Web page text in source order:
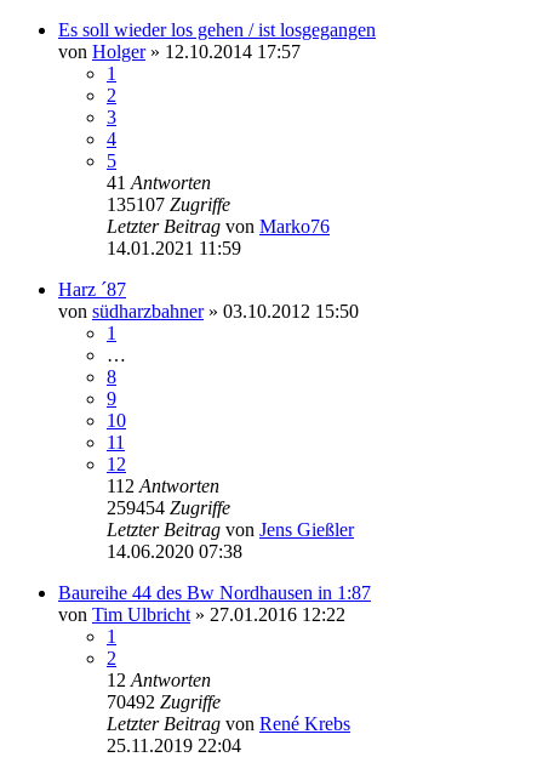
Es soll wieder los gehen / ist losgegangen
von Holger» 12.10.2014 17:57
1
2
3
4
5
41 Antworten
135107 Zugriffe
Letzter Beitrag von Marko76
14.01.2021 11:59
Harz ´87
von südharzbahner» 03.10.2012 15:50
1
…
8
9
10
11
12
112 Antworten
259454 Zugriffe
Letzter Beitrag von Jens Gießler
14.06.2020 07:38
Baureihe 44 des Bw Nordhausen in 1:87
von Tim Ulbricht » 27.01.2016 12:22
1
2
12 Antworten
70492 Zugriffe
Letzter Beitrag von René Krebs
25.11.2019 22:04